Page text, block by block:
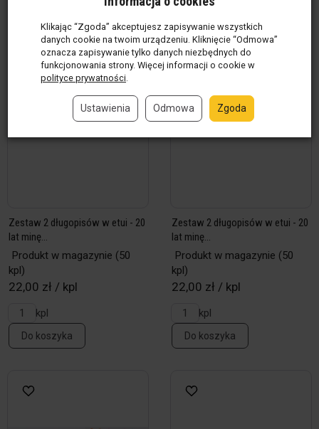
Zestaw 2 długopisów w etui - 20
lat minę...
Produkt w magazynie (50
kpl)
22,00 zł / kpl
kpl
Do koszyka
Zestaw 2 długopisów w etui - 20
lat minę...
Produkt w magazynie (50
kpl)
22,00 zł / kpl
kpl
Do koszyka
Klikając “Zgoda” akceptujesz zapisywanie wszystkich
danych cookie na twoim urządzeniu. Kliknięcie “Odmowa”
oznacza zapisywanie tylko danych niezbędnych do
funkcjonowania strony. Więcej informacji o cookie w
polityce prywatności
Ustawienia Odmowa Zgoda